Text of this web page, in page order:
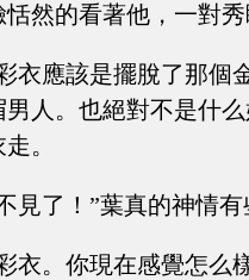
然的看著他，一對
衣應該是擺脫了那個
男人。也絕對不是什
。
見了！”葉真的神情
衣。你現在感覺怎么